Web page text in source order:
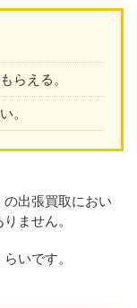
らえる。
。
出張買取におい
ません。
らいです。